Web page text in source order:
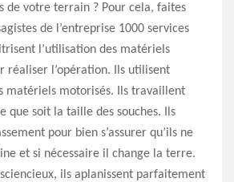
de votre terrain ? Pour cela, faites
de l’entreprise 1000 services
l’utilisation des matériels
réaliser l’opération. Ils utilisent
matériels motorisés. Ils travaillent
que soit la taille des souches. Ils
pour bien s’assurer qu’ils ne
et si nécessaire il change la terre.
ils aplanissent parfaitement